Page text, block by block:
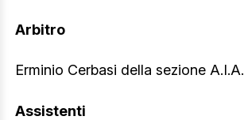
Arbitro
Erminio Cerbasi della sezione
Assistenti